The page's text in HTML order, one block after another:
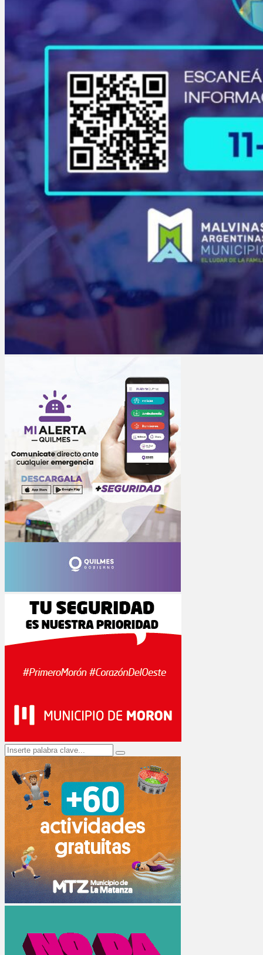
Search
for:
Search